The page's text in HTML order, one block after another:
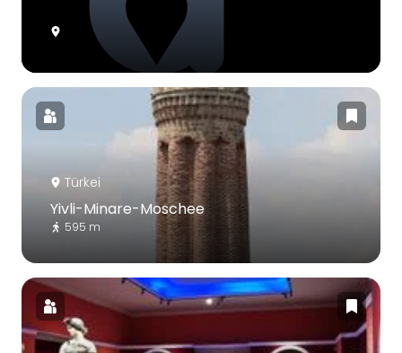
Türkei
Yivli-Minare-Moschee
595 m